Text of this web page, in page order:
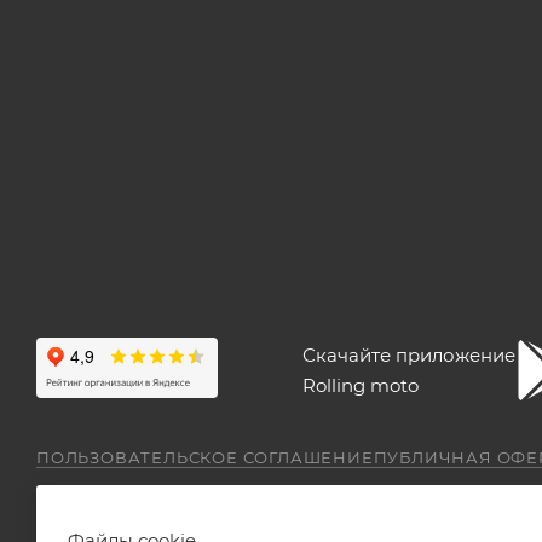
Скачайте приложение
Rolling moto
ПОЛЬЗОВАТЕЛЬСКОЕ СОГЛАШЕНИЕПУБЛИЧНАЯ